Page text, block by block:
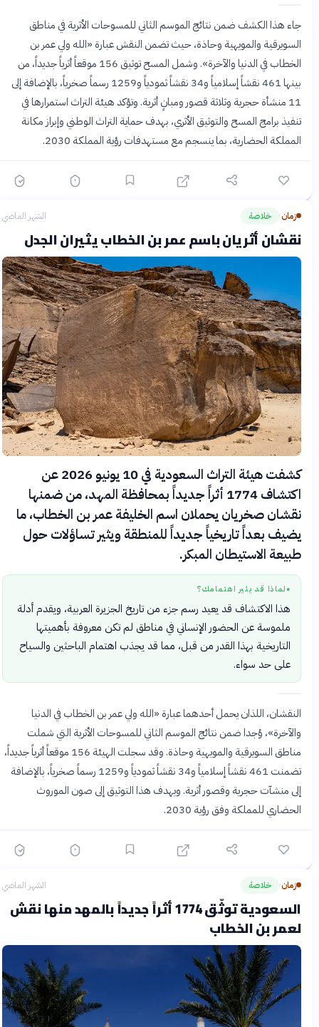
جاء هذا الكشف ضمن نتائج الموسم الثاني للمسوحات الأثرية في مناطق
السويرقية والمويهية وحاذة، حيث تضمن النقش عبارة «الله ولي عمر بن
الخطاب في الدنيا والآخرة». وشمل المسح توثيق 156 موقعاً أثرياً جديداً، من
بينها 461 نقشاً إسلامياً و34 نقشاً ثمودياً و1259 رسماً صخرياً، بالإضافة إلى
11 منشأة حجرية وثلاثة قصور ومبانٍ أثرية. وتؤكد هيئة التراث استمرارها في
تنفيذ برامج المسح والتوثيق الأثري، بهدف حماية التراث الوطني وإبراز مكانة
المملكة الحضارية، بما ينسجم مع مستهدفات رؤية المملكة 2030.
زمان› خلاصة الشهر الماضي
نقشان أثريان باسم عمر بن الخطاب يثيران الجدل
كشفت هيئة التراث السعودية في 10 يونيو 2026 عن
اكتشاف 1774 أثراً جديداً بمحافظة المهد، من ضمنها
نقشان صخريان يحملان اسم الخليفة عمر بن الخطاب، ما
يضيف بعداً تاريخياً جديداً للمنطقة ويثير تساؤلات حول
طبيعة الاستيطان المبكر.
لماذا قد يثير اهتمامك؟
هذا الاكتشاف قد يعيد رسم جزء من تاريخ الجزيرة العربية، ويقدم أدلة
ملموسة عن الحضور الإنساني في مناطق لم تكن معروفة بأهميتها
التاريخية بهذا القدر من قبل، مما قد يجذب اهتمام الباحثين والسياح
على حد سواء.
النقشان، اللذان يحمل أحدهما عبارة «الله ولي عمر بن الخطاب في الدنيا
والآخرة»، وُجدا ضمن نتائج الموسم الثاني للمسوحات الأثرية التي شملت
مناطق السويرقية والمويهية وحاذة. وقد سجلت الهيئة 156 موقعاً أثرياً جديداً،
تضمنت 461 نقشاً إسلامياً و34 نقشاً ثمودياً و1259 رسماً صخرياً، بالإضافة
إلى منشآت حجرية وقصور أثرية. ويهدف هذا التوثيق إلى صون الموروث
الحضاري للمملكة وفق رؤية 2030.
زمان› خلاصة الشهر الماضي
السعودية توثّق 1774 أثراً جديداً بالمهد منها نقش
لعمر بن الخطاب